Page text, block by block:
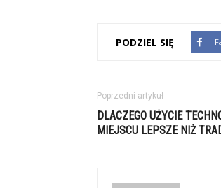
PODZIEL SIĘ
Poprzedni artykuł
DLACZEGO UŻYCIE
MIEJSCU LEPSZE NIŻ